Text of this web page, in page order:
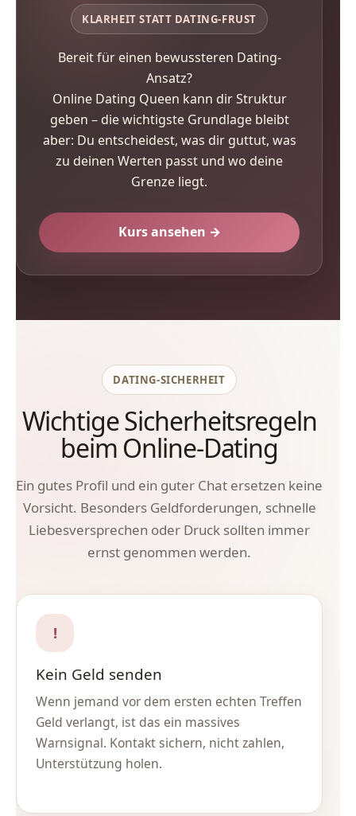
KLARHEIT STATT DATING-FRUST
Bereit für einen bewussteren Dating-
Ansatz?
Online Dating Queen kann dir Struktur
geben – die wichtigste Grundlage bleibt
aber: Du entscheidest, was dir guttut, was
zu deinen Werten passt und wo deine
Grenze liegt.
Kurs ansehen →
DATING-SICHERHEIT
Wichtige Sicherheitsregeln
beim Online-Dating
Ein gutes Profil und ein guter Chat ersetzen keine
Vorsicht. Besonders Geldforderungen, schnelle
Liebesversprechen oder Druck sollten immer
ernst genommen werden.
!
Kein Geld senden
Wenn jemand vor dem ersten echten Treffen
Geld verlangt, ist das ein massives
Warnsignal. Kontakt sichern, nicht zahlen,
Unterstützung holen.